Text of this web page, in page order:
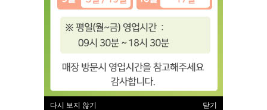
(주)한독인터네셔널
대표 : 오상배 ㅣ 개인정보 보호 책임자 : 오상배
사업자 등록번호 : 129-81-79618
통신판매업신고번호 : 제 2014-서울서초-0781호
전화 : 02-522-0869
(서초동 1585-10번지 2층)
이용약관| 개인정보처리방침
유럽악기 ⓒ All rights reserved.
다시 보지 않기 닫기